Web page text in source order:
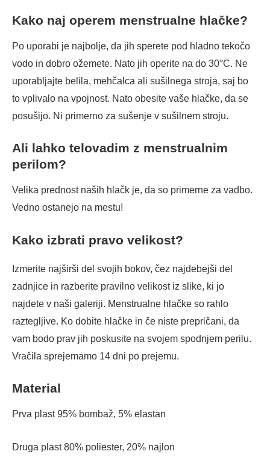
Kako naj operem menstrualne hlačke?
Po uporabi je najbolje, da jih sperete pod hladno tekočo
vodo in dobro ožemete. Nato jih operite na do 30°C. Ne
uporabljajte belila, mehčalca ali sušilnega stroja, saj bo
to vplivalo na vpojnost. Nato obesite vaše hlačke, da se
posušijo. Ni primerno za sušenje v sušilnem stroju.
Ali lahko telovadim z menstrualnim
perilom?
Velika prednost naših hlačk je, da so primerne za vadbo.
Vedno ostanejo na mestu!
Kako izbrati pravo velikost?
Izmerite najširši del svojih bokov, čez najdebejši del
zadnjice in razberite pravilno velikost iz slike, ki jo
najdete v naši galeriji. Menstrualne hlačke so rahlo
raztegljive. Ko dobite hlačke in če niste prepričani, da
vam bodo prav jih poskusite na svojem spodnjem perilu.
Vračila sprejemamo 14 dni po prejemu.
Material
Prva plast 95% bombaž, 5% elastan
Druga plast 80% poliester, 20% najlon